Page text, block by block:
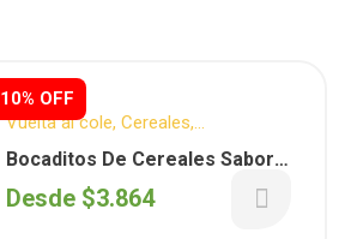
10% OFF
Vuelta al cole, Cereales,
Descuentos para vos,GRANIX,
Bocaditos De Cereales Sabor
Avellana (Granix)
Desde $3.864